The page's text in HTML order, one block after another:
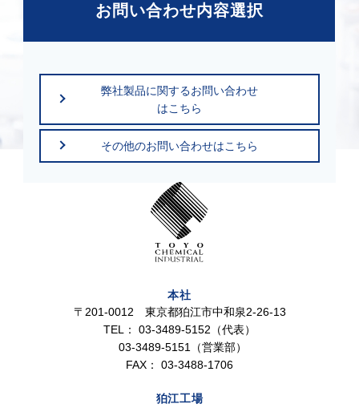
お問い合わせ内容選択
弊社製品に関するお問い合わせ
はこちら
その他のお問い合わせはこちら
本社
〒201-0012 東京都狛江市中和泉2-26-13
TEL：
03-3489-5152（代表）
03-3489-5151（営業部）
FAX：
03-3488-1706
狛江工場